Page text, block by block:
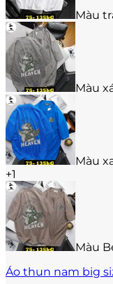
thể
được
chọn
trên
trang
sản
phẩm
Màu
Màu
Màu
+1
Màu
Áo thun nam big